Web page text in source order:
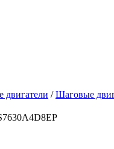
двигатели /Шаговые